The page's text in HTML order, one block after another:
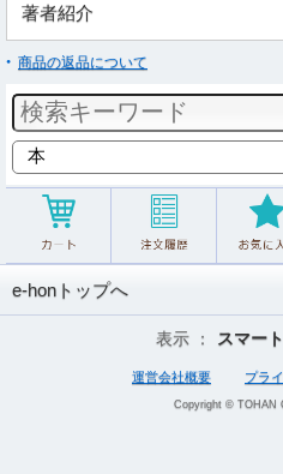
著者紹介
商品の返品について
e-honトップへ
表示 ： スマー
運営会社概要 プラ
Copyright © TOHAN